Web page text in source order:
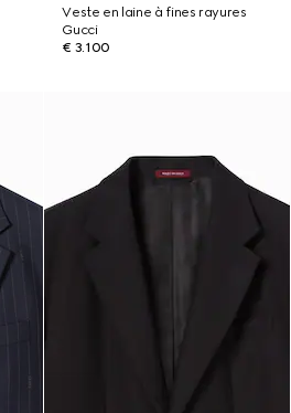
Veste en laine à fines rayures
Gucci
€ 3.100